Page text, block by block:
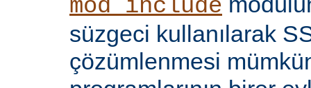
mod_include
süzgeci kullanılarak
çözümlenmesi